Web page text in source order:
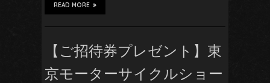
READ MORE
【ご招待券プレゼント】東
京モーターサイクルショー